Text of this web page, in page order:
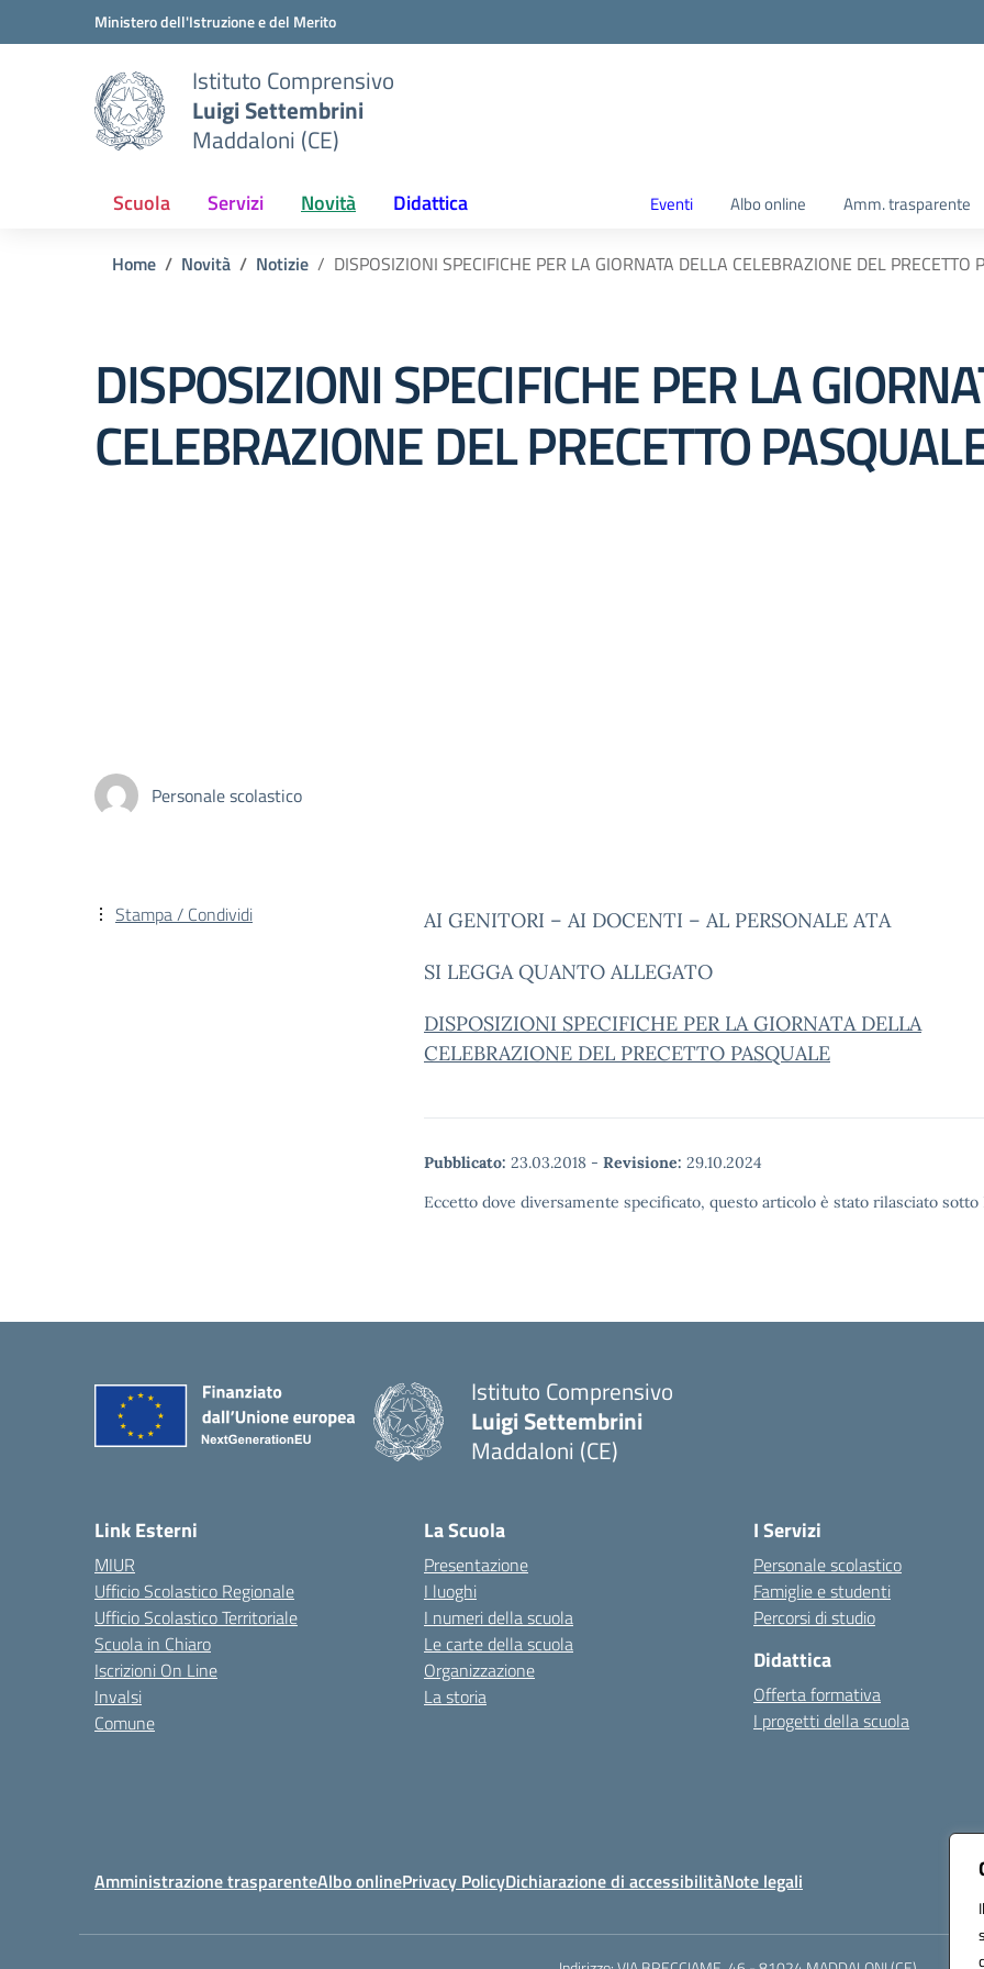
Vai ai contenuti
Vai al menu di navigazioneMinistero dell'Istruzione e del Merito
Istituto Comprensivo
Luigi Settembrini
Maddaloni (CE)
Scuola Servizi Novità Didattica Eventi Albo online Amm. trasparente
Home Novità Notizie DISPOSIZIONI SPECIFICHE PER LA GIORNATA DELLA CELEBRAZIONE DEL PRECETTO
DISPOSIZIONI SPECIFICHE PER LA
CELEBRAZIONE DEL PRECETTO
Personale scolastico
AI GENITORI – AI DOCENTI – AL PERSONALE ATA
SI LEGGA QUANTO ALLEGATO
DISPOSIZIONI SPECIFICHE PER LA GIORNATA DELLA
CELEBRAZIONE DEL PRECETTO PASQUALE
Pubblicato: 23.03.2018 - Revisione: 29.10.2024
Eccetto dove diversamente specificato, questo articolo è stato rilasciato
Stampa / Condividi
Istituto Comprensivo
Luigi Settembrini
Maddaloni (CE)
Link Esterni
MIUR
Ufficio Scolastico Regionale
Ufficio Scolastico Territoriale
Scuola in Chiaro
Iscrizioni On Line
Invalsi
Comune
La Scuola
Presentazione
I luoghi
I numeri della scuola
Le carte della scuola
Organizzazione
La storia
I Servizi
Personale scolastico
Famiglie e studenti
Percorsi di studio
Didattica
Offerta formativa
I progetti della scuola
Amministrazione trasparenteAlbo onlinePrivacy PolicyDichiarazione di accessibilitàNote legali